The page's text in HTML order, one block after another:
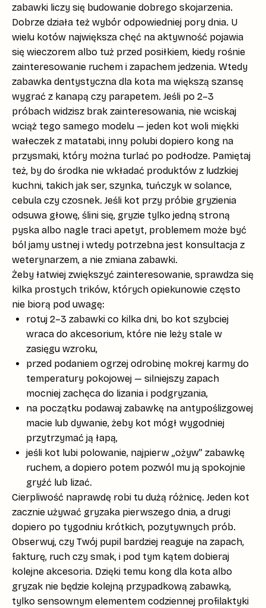
zabawki liczy się budowanie dobrego skojarzenia.
Dobrze działa też wybór odpowiedniej pory dnia. U
wielu kotów największa chęć na aktywność pojawia
się wieczorem albo tuż przed posiłkiem, kiedy rośnie
zainteresowanie ruchem i zapachem jedzenia. Wtedy
zabawka dentystyczna dla kota ma większą szansę
wygrać z kanapą czy parapetem. Jeśli po 2–3
próbach widzisz brak zainteresowania, nie wciskaj
wciąż tego samego modelu — jeden kot woli miękki
wałeczek z matatabi, inny polubi dopiero kong na
przysmaki, który można turlać po podłodze. Pamiętaj
też, by do środka nie wkładać produktów z ludzkiej
kuchni, takich jak ser, szynka, tuńczyk w solance,
cebula czy czosnek. Jeśli kot przy próbie gryzienia
odsuwa głowę, ślini się, gryzie tylko jedną stroną
pyska albo nagle traci apetyt, problemem może być
ból jamy ustnej i wtedy potrzebna jest konsultacja z
weterynarzem, a nie zmiana zabawki.
Żeby łatwiej zwiększyć zainteresowanie, sprawdza się
kilka prostych trików, których opiekunowie często
nie biorą pod uwagę:
rotuj 2–3 zabawki co kilka dni, bo kot szybciej
wraca do akcesorium, które nie leży stale w
zasięgu wzroku,
przed podaniem ogrzej odrobinę mokrej karmy do
temperatury pokojowej — silniejszy zapach
mocniej zachęca do lizania i podgryzania,
na początku podawaj zabawkę na antypoślizgowej
macie lub dywanie, żeby kot mógł wygodniej
przytrzymać ją łapą,
jeśli kot lubi polowanie, najpierw „ożyw” zabawkę
ruchem, a dopiero potem pozwól mu ją spokojnie
gryźć lub lizać.
Cierpliwość naprawdę robi tu dużą różnicę. Jeden kot
zacznie używać gryzaka pierwszego dnia, a drugi
dopiero po tygodniu krótkich, pozytywnych prób.
Obserwuj, czy Twój pupil bardziej reaguje na zapach,
fakturę, ruch czy smak, i pod tym kątem dobieraj
kolejne akcesoria. Dzięki temu kong dla kota albo
gryzak nie będzie kolejną przypadkową zabawką,
tylko sensownym elementem codziennej profilaktyki